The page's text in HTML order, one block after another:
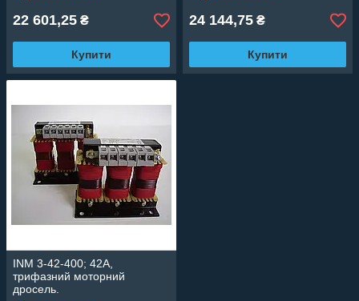
22 601,25 ₴
Купити
24 144,75 ₴
Купити
INM 3-42-400; 42А,
трифазний моторний
дросель.